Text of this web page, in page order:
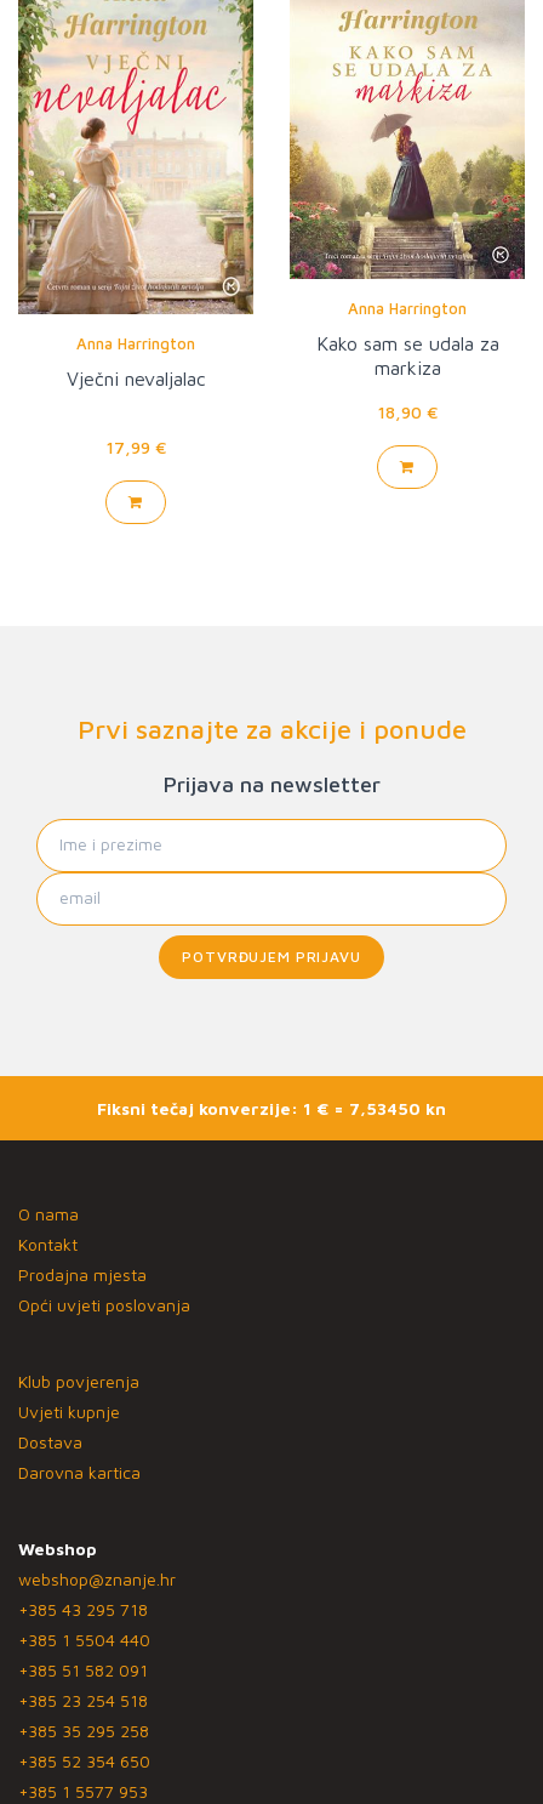
Anna Harrington
Vječni nevaljalac
17,99 €
Anna Harrington
Kako sam se udala za
markiza
18,90 €
Prvi saznajte za akcije i ponude
Prijava na newsletter
POTVRĐUJEM PRIJAVU
Fiksni tečaj konverzije: 1 € = 7,53450 kn
O nama
Kontakt
Prodajna mjesta
Opći uvjeti poslovanja
Klub povjerenja
Uvjeti kupnje
Dostava
Darovna kartica
Webshop
webshop@znanje.hr
+385 43 295 718
+385 1 5504 440
+385 51 582 091
+385 23 254 518
+385 35 295 258
+385 52 354 650
+385 1 5577 953